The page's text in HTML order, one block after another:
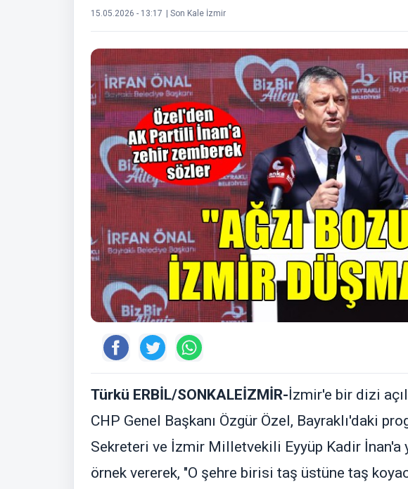
15.05.2026 - 13:17 | Son Kale İzmir
Türkü ERBİL/SONKALEİZMİR-İzmir'e bir dizi
CHP Genel Başkanı Özgür Özel, Bayraklı'daki
Sekreteri ve İzmir Milletvekili Eyyüp Kadir İnan'a
örnek vererek, "O şehre birisi taş üstüne taş